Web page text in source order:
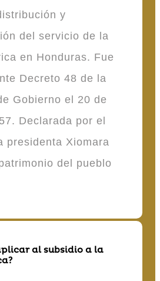
y
del servicio de la
en Honduras. Fue
Decreto 48 de la
Gobierno el 20 de
Declarada por el
presidenta Xiomara
del pueblo
al subsidio a la